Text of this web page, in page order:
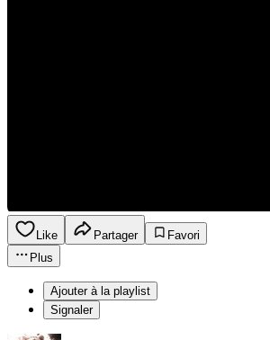
Like Partager
Favori
Plus
Ajouter à la playlist
Signaler